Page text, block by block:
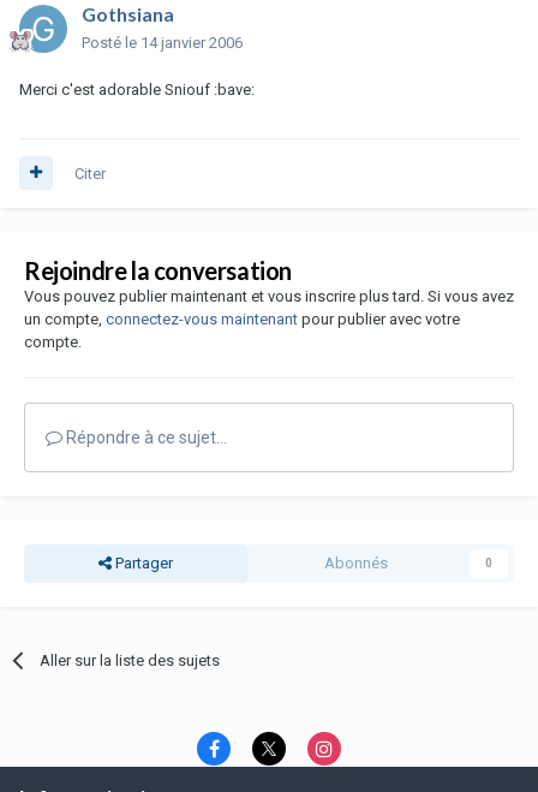
Gothsiana
Posté le 14 janvier 2006
Merci c'est adorable Sniouf :bave:
Citer
Rejoindre la conversation
Vous pouvez publier maintenant et vous inscrire plus tard. Si vous avez
un compte, connectez-vous maintenant pour publier avec votre
compte.
Répondre à ce sujet…
Partager Abonnés 0
Aller sur la liste des sujets